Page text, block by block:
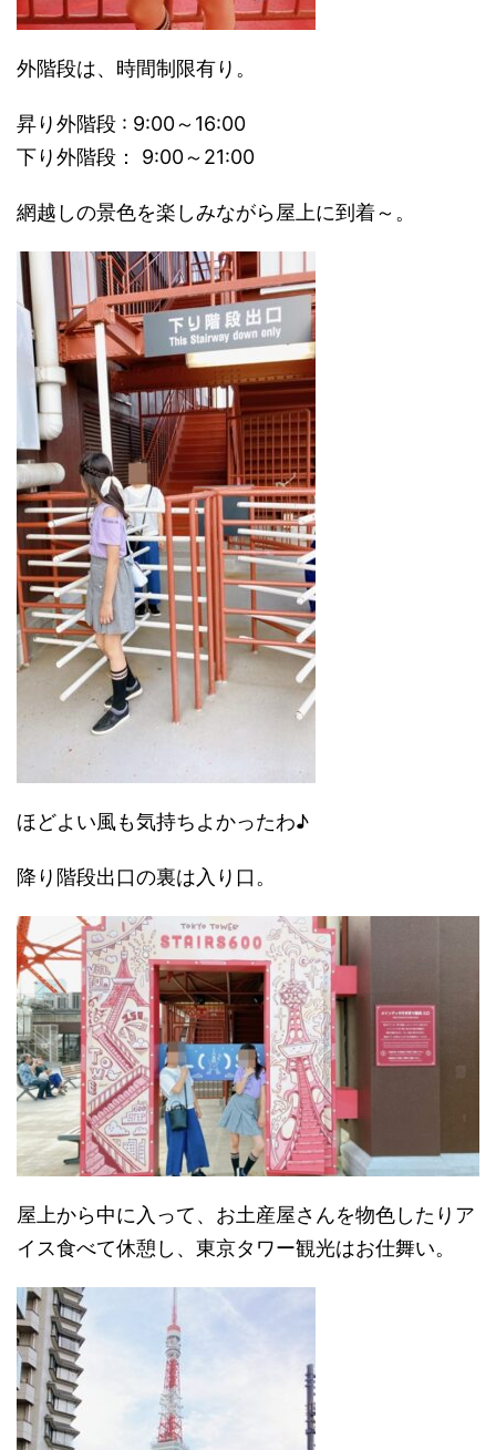
外階段は、時間制限有り。
昇り外階段 : 9:00～16:00
下り外階段： 9:00～21:00
網越しの景色を楽しみながら屋上に到着～。
ほどよい風も気持ちよかったわ♪
降り階段出口の裏は入り口。
屋上から中に入って、お土産屋さんを物色したりア
イス食べて休憩し、東京タワー観光はお仕舞い。